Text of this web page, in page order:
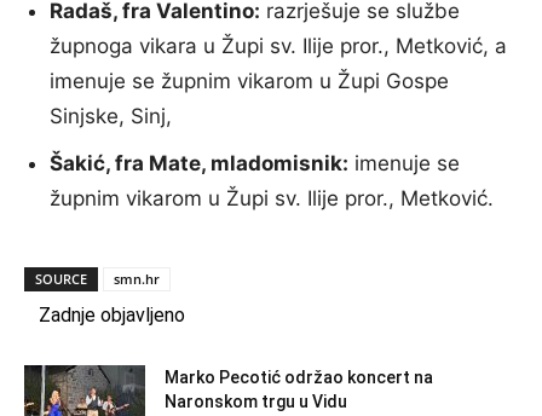
Radaš, fra Valentino: razrješuje se službe
župnoga vikara u Župi sv. Ilije pror., Metković, a
imenuje se župnim vikarom u Župi Gospe
Sinjske, Sinj,
Šakić, fra Mate, mladomisnik: imenuje se
župnim vikarom u Župi sv. Ilije pror., Metković.
SOURCE smn.hr
Zadnje objavljeno
Marko Pecotić održao koncert na
Naronskom trgu u Vidu